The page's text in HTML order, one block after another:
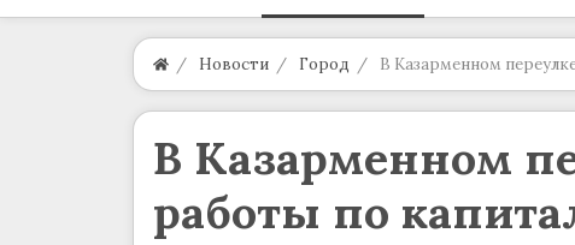
Новости Город В Казарменном
В Казарменном
работы по